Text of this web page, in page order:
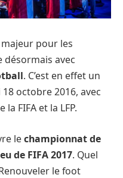
pour les
désormais avec
. C’est en effet un
octobre 2016, avec
FIFA et la LFP.
lechampionnat de
de FIFA 2017. Quel
le foot